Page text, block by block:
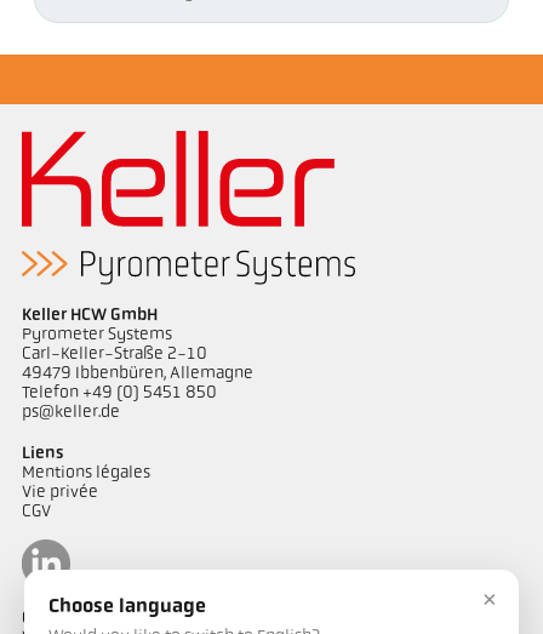
Keller HCW GmbH
Pyrometer Systems
Carl-Keller-Straße 2-10
49479 Ibbenbüren, Allemagne
Telefon +49 (0) 5451 850
ps@keller.de
Liens
Mentions légales
Vie privée
CGV
Contact
×
Choose language